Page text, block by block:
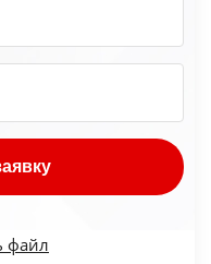
файл